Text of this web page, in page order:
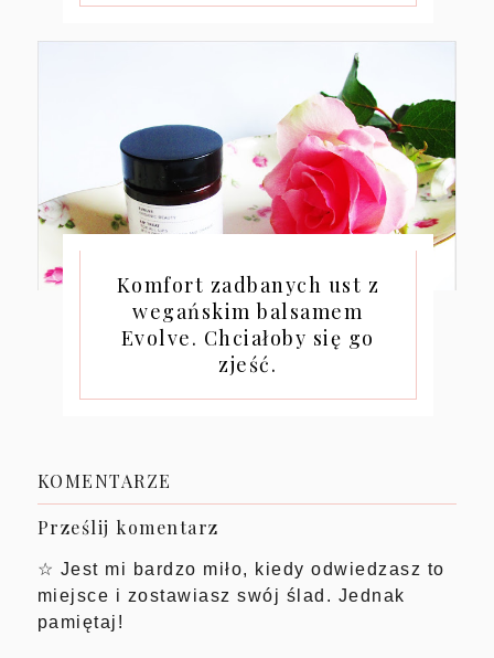
Komfort zadbanych ust z
wegańskim balsamem
Evolve. Chciałoby się go
zjeść.
KOMENTARZE
Prześlij komentarz
☆ Jest mi bardzo miło, kiedy odwiedzasz to
miejsce i zostawiasz swój ślad. Jednak
pamiętaj!